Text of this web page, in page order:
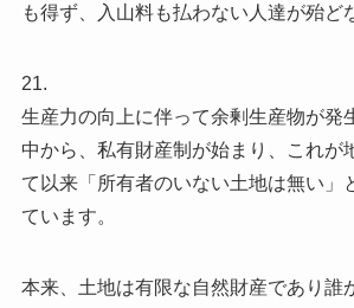
も得ず、入山料も払わない人達が殆ど
21.
生産力の向上に伴って余剰生産物が発
中から、私有財産制が始まり、これが
て以来「所有者のいない土地は無い」
ています。
本来、土地は有限な自然財産であり誰